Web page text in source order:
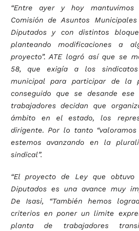
“Entre ayer y hoy
Comisión de Asuntos
Diputados y con distintos
planteando modificaciones a
proyecto”. ATE logró así que se
58, que exigía a los sindicatos
municipal para participar de la
conseguido que se desande
trabajadores decidan que
ámbito en el estado, los
dirigente. Por lo tanto
estemos avanzando en la
sindical”.
“El proyecto de Ley que obtuvo
Diputados es una avance muy
De Isasi, “También hemos
criterios en poner un limite
planta de trabajadores